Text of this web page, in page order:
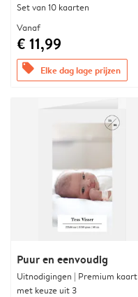
Set van 10 kaarten
Vanaf
€ 11,99
offers Elke dag lage prijzen
Puur en eenvoudig
Uitnodigingen | Premium kaart
met keuze uit 3